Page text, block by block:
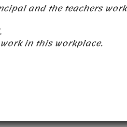
and the teachers work
in this workplace.